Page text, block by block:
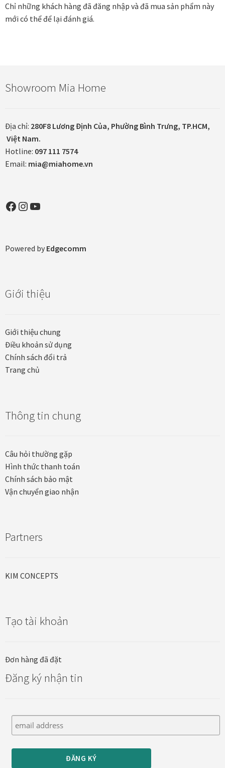
Liên Hoa – Tranh hoa sen sơn mài
Thịnh Vượng Collection
Tranh điêu khắc gỗ Collection
Tranh sơn mài Thư Pháp
Vũ khúc thiên nga Collection
Tranh chim sếu nghệ thuật
Các dòng giấy in Giclee
Catalogue
Đóng khung tranh theo yêu cầu
Đóng khung tranh thảm Dubai
Đóng khung áo đấu – áo thun
Đóng khung tranh kính cho tranh ảnh, giấy mỹ thuật,
Đóng khung tranh sơn mài
Đóng khung tranh thêu
Giỏ hàng
Chỉ những khách hàng đã đăng nhập và đã mua sản phẩm này
mới có thể để lại đánh giá.
Showroom Mia Home
Địa chỉ: 280F8 Lương Định Của, Phường Bình Trưng, TP.HCM,
Việt Nam.
Hotline: 097 111 7574
Email: mia@miahome.vn
Facebook
Instagram
YouTube
Powered by Edgecomm
Giới thiệu
Giới thiệu chung
Điều khoản sử dụng
Chính sách đổi trả
Trang chủ
Thông tin chung
Câu hỏi thường gặp
Hình thức thanh toán
Chính sách bảo mật
Vận chuyển giao nhận
Partners
KIM CONCEPTS
Tạo tài khoản
Đơn hàng đã đặt
Đăng ký nhận tin